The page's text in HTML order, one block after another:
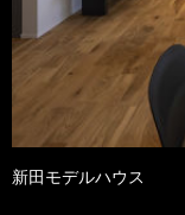
新田モデルハウス